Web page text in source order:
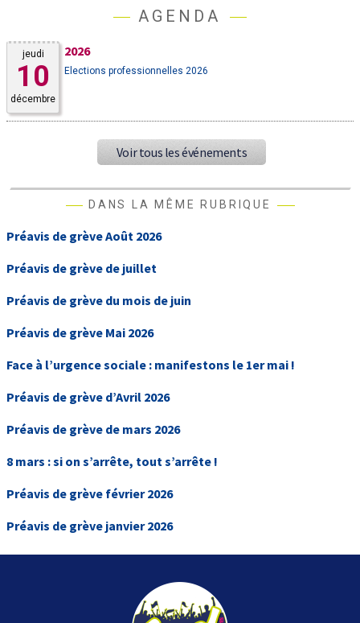
AGENDA
jeudi
10
décembre
2026
Elections professionnelles 2026
Voir tous les événements
DANS LA MÊME RUBRIQUE
Préavis de grève Août 2026
Préavis de grève de juillet
Préavis de grève du mois de juin
Préavis de grève Mai 2026
Face à l’urgence sociale : manifestons le 1er mai !
Préavis de grève d’Avril 2026
Préavis de grève de mars 2026
8 mars : si on s’arrête, tout s’arrête !
Préavis de grève février 2026
Préavis de grève janvier 2026